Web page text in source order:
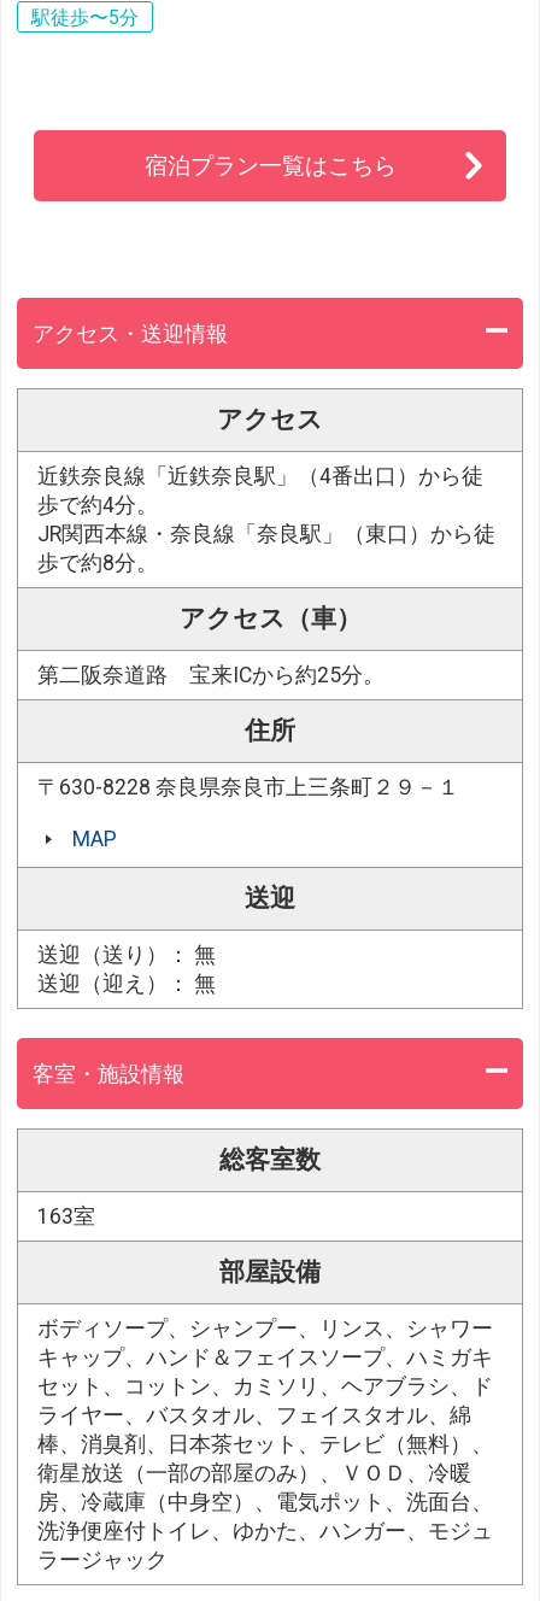
駅徒歩〜5分
宿泊プラン一覧はこちら
アクセス・送迎情報
アクセス
近鉄奈良線「近鉄奈良駅」（4番出口）から徒
歩で約4分。
JR関西本線・奈良線「奈良駅」（東口）から徒
歩で約8分。
アクセス（車）
第二阪奈道路 宝来ICから約25分。
住所
〒630-8228 奈良県奈良市上三条町２９－１
MAP
送迎
送迎（送り）： 無
送迎（迎え）： 無
客室・施設情報
総客室数
163室
部屋設備
ボディソープ、シャンプー、リンス、シャワー
キャップ、ハンド＆フェイスソープ、ハミガキ
セット、コットン、カミソリ、ヘアブラシ、ド
ライヤー、バスタオル、フェイスタオル、綿
棒、消臭剤、日本茶セット、テレビ（無料）、
衛星放送（一部の部屋のみ）、ＶＯＤ、冷暖
房、冷蔵庫（中身空）、電気ポット、洗面台、
洗浄便座付トイレ、ゆかた、ハンガー、モジュ
ラージャック